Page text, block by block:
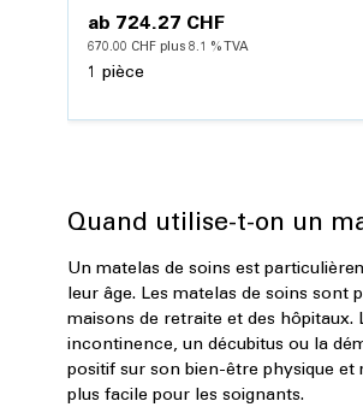
Greenline, avec fonction
d'évacuation
ab 724.27 CHF
670.00 CHF plus 8.1 % TVA
1 pièce
Quand utilise-t-on un
Un matelas de soins est
leur âge. Les matelas de soins sont
maisons de retraite et des
incontinence, un décubitus ou la
positif sur son bien-être physique et
plus facile pour les soignants.